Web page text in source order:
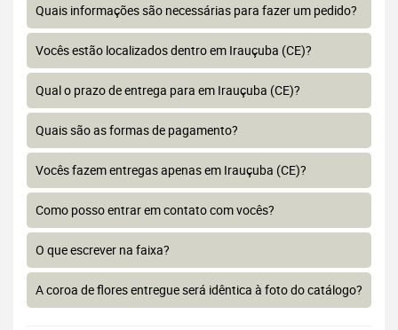
Quais informações são necessárias para fazer um pedido?
Vocês estão localizados dentro em Irauçuba (CE)?
Qual o prazo de entrega para em Irauçuba (CE)?
Quais são as formas de pagamento?
Vocês fazem entregas apenas em Irauçuba (CE)?
Como posso entrar em contato com vocês?
O que escrever na faixa?
A coroa de flores entregue será idêntica à foto do catálogo?